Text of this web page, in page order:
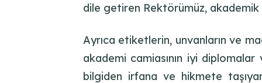
dile getiren Rektörümüz,
Ayrıca etiketlerin, unvanların ve
akademi camiasının iyi
bilgiden irfana ve hikmete